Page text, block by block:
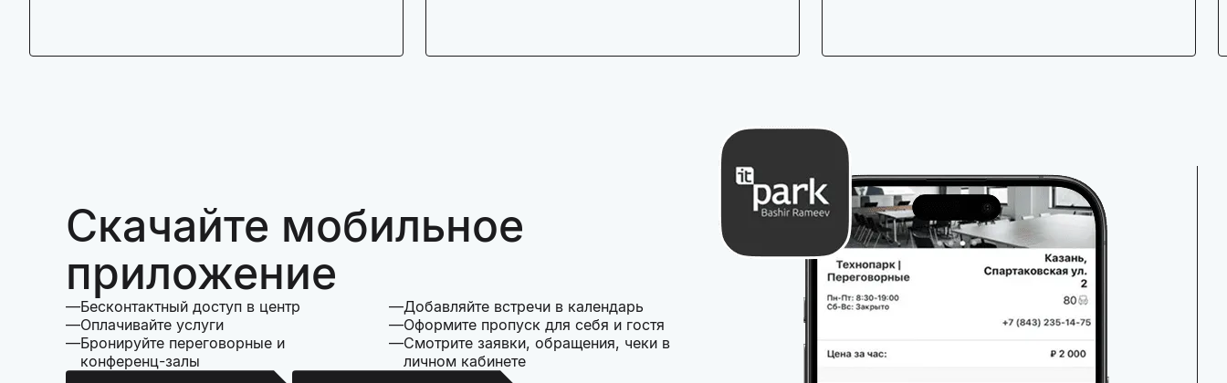
Скачайте мобильное
приложение
Бесконтактный доступ в центр
Оплачивайте услуги
Бронируйте переговорные и
конференц-залы
Добавляйте встречи в календарь
Оформите пропуск для себя и гостя
Смотрите заявки, обращения, чеки в
личном кабинете